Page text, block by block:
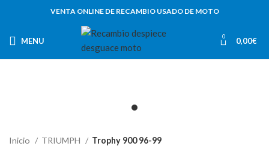
VENTA ONLINE DE RECAMBIO USADO DE MOTO
MENU 0 0,00€
Inicio TRIUMPH Trophy 900 96-99